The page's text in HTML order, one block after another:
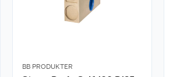
BB PRODUKTER